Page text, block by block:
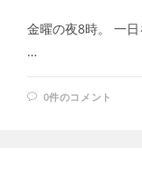
金曜の夜8時。 一日
…
0件のコメント